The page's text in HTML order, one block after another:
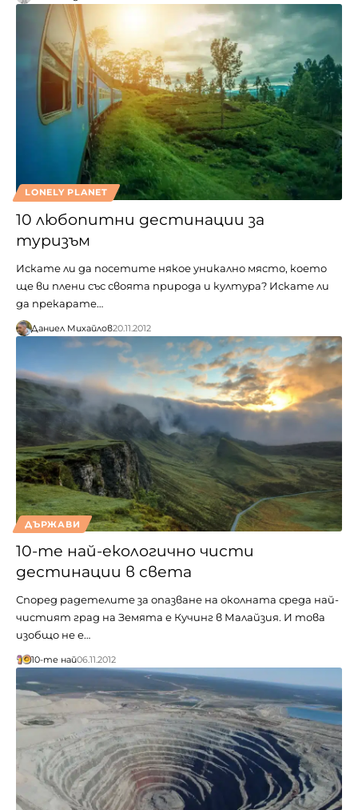
LONELY PLANET
10 любопитни дестинации за
туризъм
Искате ли да посетите някое уникално място, което
ще ви плени със своята природа и култура? Искате ли
да прекарате…
Даниел Михайлов20.11.2012
ДЪРЖАВИ
10-те най-екологично чисти
дестинации в света
Според радетелите за опазване на околната среда най-
чистият град на Земята е Кучинг в Малайзия. И това
изобщо не е…
10-те най06.11.2012